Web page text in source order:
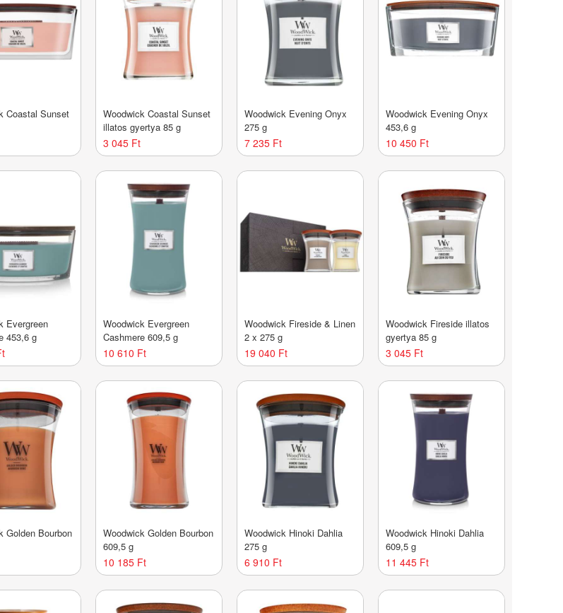
Coastal Sunset
Woodwick Coastal Sunset
illatos gyertya 85 g
3 045 Ft
Woodwick Evening Onyx
275 g
7 235 Ft
Woodwick Evening Onyx
453,6 g
10 450 Ft
Evergreen
453,6 g
Woodwick Evergreen
Cashmere 609,5 g
10 610 Ft
Woodwick Fireside & Linen
2 x 275 g
19 040 Ft
Woodwick Fireside illatos
gyertya 85 g
3 045 Ft
Golden Bourbon
Woodwick Golden Bourbon
609,5 g
10 185 Ft
Woodwick Hinoki Dahlia
275 g
6 910 Ft
Woodwick Hinoki Dahlia
609,5 g
11 445 Ft